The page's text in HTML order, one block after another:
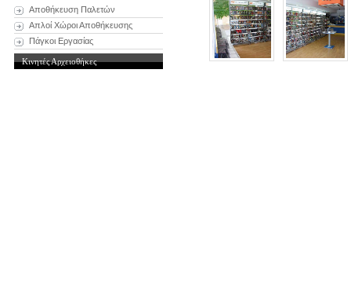
Αποθήκευση Παλετών
Απλοί Χώροι Αποθήκευσης
Πάγκοι Εργασίας
Κινητές Αρχειοθήκες